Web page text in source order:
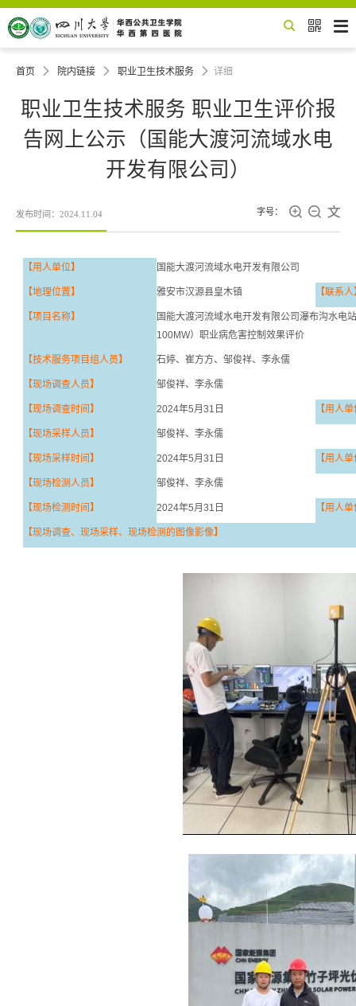
 
首页  院内链接  职业卫生技术服务  详细
职业卫生技术服务 职业卫生评价报
告网上公示（国能大渡河流域水电
开发有限公司）
发布时间：2024.11.04 字号：   
【用人单位】 国能大渡河流域水电开发有限公司
【地理位置】 雅安市汉源县皇木镇 【联系
【项目名称】
国能大渡河流域水电开发有限公司瀑布沟水电
100MW）职业病危害控制效果评价
【技术服务项目组人员】 石婷、 崔方方、 邹俊祥、李永儒
【现场调查人员】 邹俊祥、李永儒
【现场调查时间】 2024年5月 31 日 【用人单
【现场采样人员】 邹俊祥、李永儒
【现场采样时间】 2024年5月 31 日 【用人单
【现场检测人员】 邹俊祥、李永儒
【现场检测时间 】 2024年5月 31 日 【用人单
【现场调查、现场采样、现场检测的图像影像】